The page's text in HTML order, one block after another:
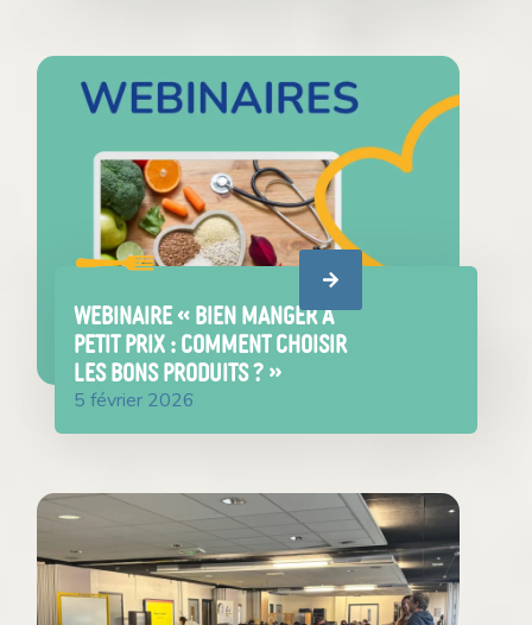
WEBINAIRE « Bien manger à
petit prix : comment choisir
les bons produits ? »
5 février 2026